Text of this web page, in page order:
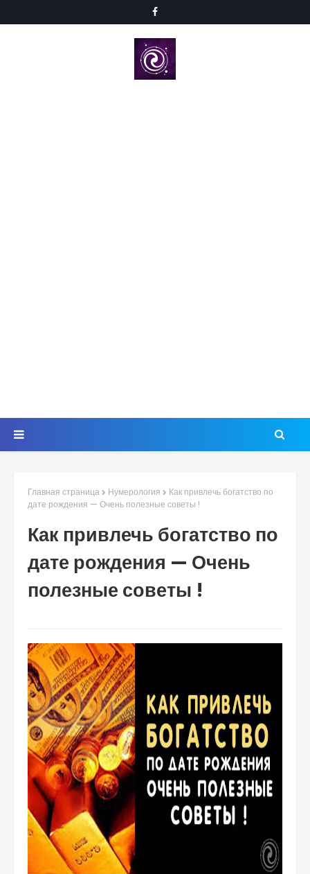
Главная страница Нумерология
Как привлечь богатство по
дате рождения — Очень полезные советы !
Как привлечь богатство по
дате рождения — Очень
полезные советы !